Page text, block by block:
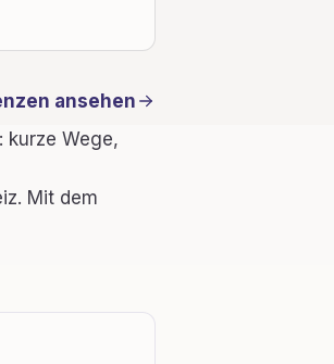
ansehen
kurze Wege,
Mit dem